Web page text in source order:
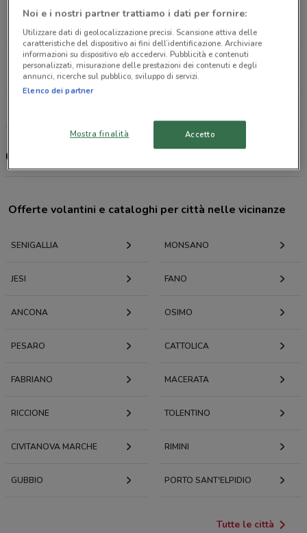
Str. Della Bruciata - Via Adriatica Nord Senigallia
5.1 km
CHIUSO
Via Corinaldese, 4 Corinaldo
14.6 km
CHIUSO
Cofidis, offerte e negozi
Offerte volantini e cataloghi per città nelle vicinanze
SENIGALLIA MONSANO
JESI FANO
ANCONA OSIMO
PESARO CATTOLICA
FABRIANO MACERATA
RICCIONE TOLENTINO
CIVITANOVA MARCHE RIMINI
GUBBIO PORTO SANT'ELPIDIO
Tutte le città
Noi e i nostri partner trattiamo i dati per fornire:
Utilizzare dati di geolocalizzazione precisi. Scansione attiva delle
caratteristiche del dispositivo ai fini dell’identificazione. Archiviare
informazioni su dispositivo e/o accedervi. Pubblicità e contenuti
personalizzati, misurazione delle prestazioni dei contenuti e degli
annunci, ricerche sul pubblico, sviluppo di servizi.
Elenco dei partner
Mostra finalità Accetto